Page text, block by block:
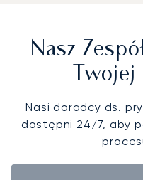
Nasz
Nasi doradcy ds.
dostępni 24/7, aby